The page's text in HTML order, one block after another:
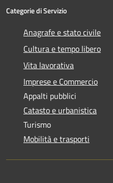
Categorie di Servizio
Anagrafe e stato civile
Cultura e tempo libero
Vita lavorativa
Imprese e Commercio
Appalti pubblici
Catasto e urbanistica
Turismo
Mobilità e trasporti